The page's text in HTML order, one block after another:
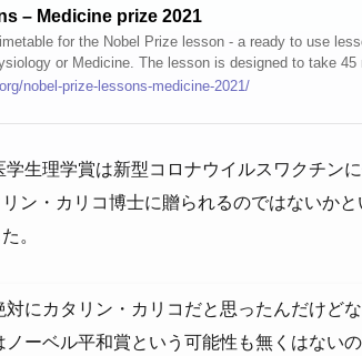
Nobel Prize lessons – Medicine prize 2021
for the Nobel Prize lesson - a ready to use
or Medicine. The lesson is designed to take 45
nobel-prize-lessons-medicine-2021/
学生理学賞は新型コロナウイルスワクチン
ン・カリコ博士に贈られるのではないか
。
対にカタリン・カリコだと思ったんだけど
ーベル平和賞という可能性も無くはない